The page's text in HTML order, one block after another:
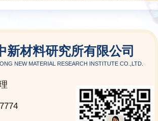
新材料研究所有限公司
NEW MATERIAL RESEARCH INSTITUTE CO.,LTD.